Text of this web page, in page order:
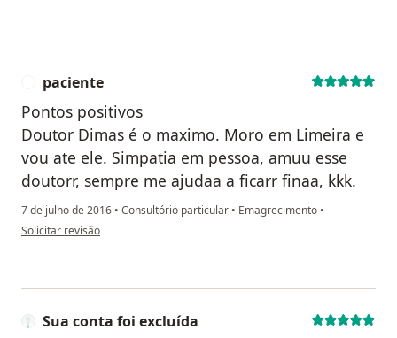
paciente
Pontos positivos
Doutor Dimas é o maximo. Moro em Limeira e
vou ate ele. Simpatia em pessoa, amuu esse
doutorr, sempre me ajudaa a ficarr finaa, kkk.
7 de julho de 2016 • Consultório particular • Emagrecimento •
na opinião do utilizador paciente
Solicitar revisão
Sua conta foi excluída